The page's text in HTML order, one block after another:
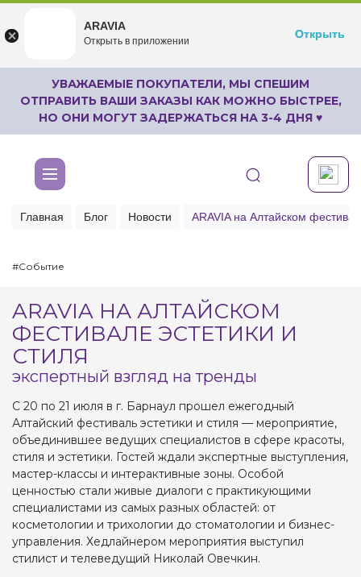
undefined
Бесплатноru.aravia.new
Открыть
УВАЖАЕМЫЕ ПОКУПАТЕЛИ, МЫ СПЕШИМ
ОТПРАВИТЬ ВАШИ ЗАКАЗЫ КАК МОЖНО БЫСТРЕЕ,
НО ОНИ МОГУТ ЗАДЕРЖАТЬСЯ НА 3-4 ДНЯ ♥
Главная Блог Новости ARAVIA на Алтайском
#Событие
ARAVIA НА АЛТАЙСКОМ
ФЕСТИВАЛЕ ЭСТЕТИКИ И
СТИЛЯ
экспертный взгляд на тренды
С 20 по 21 июля в г. Барнаул прошел ежегодный
Алтайский фестиваль эстетики и стиля — мероприятие,
объединившее ведущих специалистов в сфере красоты,
стиля и эстетики. Гостей ждали экспертные выступления,
мастер-классы и интерактивные зоны. Особой
ценностью стали живые диалоги с практикующими
специалистами из самых разных областей: от
косметологии и трихологии до стоматологии и бизнес-
управления. Хедлайнером мероприятия выступил
стилист и телеведущий Николай Овечкин.
ARAVIA
Открыть в приложении
Открыть